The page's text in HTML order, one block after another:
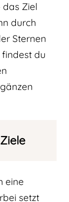
Ziel
durch
Sternen
du
eine
setzt